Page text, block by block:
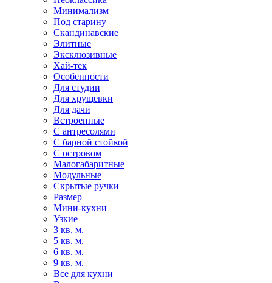
Минимализм
Под старину
Скандинавские
Элитные
Эксклюзивные
Хай-тек
Особенности
Для студии
Для хрущевки
Для дачи
Встроенные
С антресолями
С барной стойкой
С островом
Малогабаритные
Модульные
Скрытые ручки
Размер
Мини-кухни
Узкие
3 кв. м.
5 кв. м.
6 кв. м.
9 кв. м.
Все для кухни